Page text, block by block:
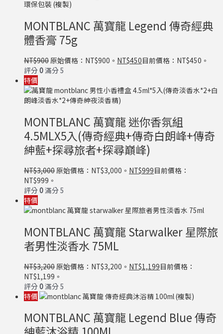
MONTBLANC 萬寶龍 Legend 傳奇經典
體香膏 75g
NT$900原始價格：NT$900。 NT$450目前價格：NT$450。
評分 0滿分 5
特價
MONTBLANC 萬寶龍 迷你香氛組
4.5MLX5入(傳奇經典+傳奇白朗峰+傳奇
紳藍+探尋旅者+探尋巔峰)
NT$3,000原始價格：NT$3,000。 NT$999目前價格：
NT$999。
評分 0滿分 5
特價
MONTBLANC 萬寶龍 Starwalker 星際旅
者男性淡香水 75ML
NT$3,200 原始價格：NT$3,200。 NT$1,199目前價格：
NT$1,199。
評分 0滿分 5
特價
MONTBLANC 萬寶龍 Legend Blue 傳奇